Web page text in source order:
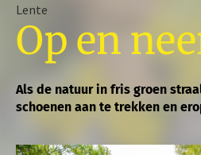
Lente
Op en
Als de natuur in fris groen
schoenen aan te trekken en